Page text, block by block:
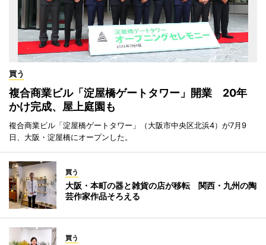
買う
複合商業ビル「淀屋橋ゲートタワー」開業 20年
かけ完成、屋上庭園も
複合商業ビル「淀屋橋ゲートタワー」（大阪市中央区北浜4）が7月9
日、大阪・淀屋橋にオープンした。
買う
大阪・本町の器と雑貨の店が移転 関西・九州の陶
芸作家作品そろえる
買う